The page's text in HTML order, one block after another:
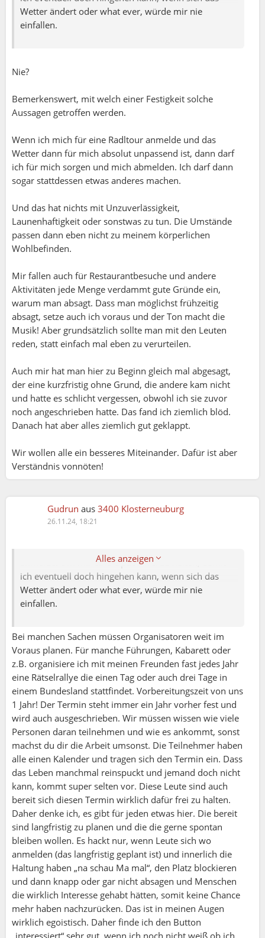
Wetter ändert oder what ever, würde mir nie
einfallen.
Nie?
Bemerkenswert, mit welch einer Festigkeit solche
Aussagen getroffen werden.
Wenn ich mich für eine Radltour anmelde und das
Wetter dann für mich absolut unpassend ist, dann darf
ich für mich sorgen und mich abmelden. Ich darf dann
sogar stattdessen etwas anderes machen.
Und das hat nichts mit Unzuverlässigkeit,
Launenhaftigkeit oder sonstwas zu tun. Die Umstände
passen dann eben nicht zu meinem körperlichen
Wohlbefinden.
Mir fallen auch für Restaurantbesuche und andere
Aktivitäten jede Menge verdammt gute Gründe ein,
warum man absagt. Dass man möglichst frühzeitig
absagt, setze auch ich voraus und der Ton macht die
Musik! Aber grundsätzlich sollte man mit den Leuten
reden, statt einfach mal eben zu verurteilen.
Auch mir hat man hier zu Beginn gleich mal abgesagt,
der eine kurzfristig ohne Grund, die andere kam nicht
und hatte es schlicht vergessen, obwohl ich sie zuvor
noch angeschrieben hatte. Das fand ich ziemlich blöd.
Danach hat aber alles ziemlich gut geklappt.
Wir wollen alle ein besseres Miteinander. Dafür ist aber
Verständnis vonnöten!
Gudrun aus 3400 Klosterneuburg
26.11.24, 18:21
Alles anzeigen
Mona:
Das sehe ich genauso. Monate im Voraus zu planen
ist schwierig. Und das sehe ich als Organisatorin, wie
auch eine Teilnehmerin so.
anmelde. Um mir eine Option frei zu halten, damit
ich eventuell doch hingehen kann, wenn sich das
Wetter ändert oder what ever, würde mir nie
einfallen.
Bei manchen Sachen müssen Organisatoren weit im
Voraus planen. Für manche Führungen, Kabarett oder
z.B. organisiere ich mit meinen Freunden fast jedes Jahr
eine Rätselrallye die einen Tag oder auch drei Tage in
einem Bundesland stattfindet. Vorbereitungszeit von uns
1 Jahr! Der Termin steht immer ein Jahr vorher fest und
wird auch ausgeschrieben. Wir müssen wissen wie viele
Personen daran teilnehmen und wie es ankommt, sonst
machst du dir die Arbeit umsonst. Die Teilnehmer haben
alle einen Kalender und tragen sich den Termin ein. Dass
das Leben manchmal reinspuckt und jemand doch nicht
kann, kommt super selten vor. Diese Leute sind auch
bereit sich diesen Termin wirklich dafür frei zu halten.
Daher denke ich, es gibt für jeden etwas hier. Die bereit
sind langfristig zu planen und die die gerne spontan
bleiben wollen. Es hackt nur, wenn Leute sich wo
anmelden (das langfristig geplant ist) und innerlich die
Haltung haben „na schau Ma mal“, den Platz blockieren
und dann knapp oder gar nicht absagen und Menschen
die wirklich Interesse gehabt hätten, somit keine Chance
mehr haben nachzurücken. Das ist in meinen Augen
wirklich egoistisch. Daher finde ich den Button